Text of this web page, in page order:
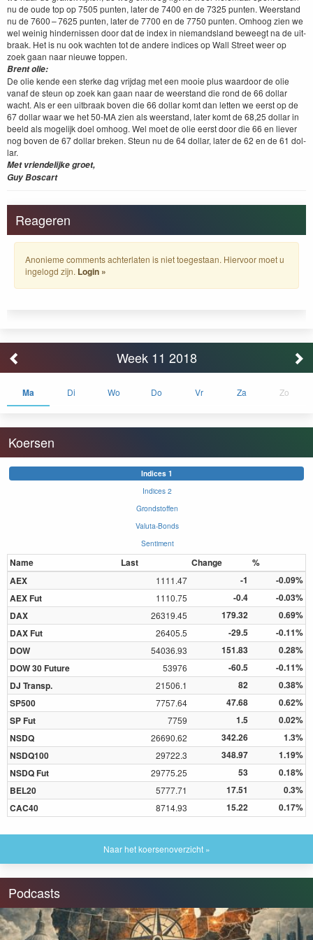
nu de oude top op7505 pun­ten, lat­er de 7400 en de 7325 pun­ten. Weer­stand
nu de 7600–7625 pun­ten, lat­er de 7700 en de 7750 pun­ten. Omhoog zien we
wel weinig hin­dernissen door dat de index in nie­mand­s­land beweegt na de uit­
braak. Het is nu ook wacht­en tot de andere indices op Wall Street weer op
zoek gaan naar nieuwe top­pen.
Brent olie:
De olie kende een sterke dag vri­jdag met een mooie plus waar­door de olie
vanaf de ste­un op zoek kan gaan naar de weer­stand die rond de 66 dol­lar
wacht. Als er een uit­braak boven die 66 dol­lar komt dan let­ten we eerst op de
67dol­lar waar we het50-MAzien als weer­stand, lat­er komt de 68,25 dol­lar in
beeld als mogelijk doel omhoog. Wel moet de olie eerst door die 66 en liev­er
nog boven de 67dol­lar breken. Ste­un nu de 64dol­lar, lat­er de 62 en de 61 dol­
lar.
Met vrien­delijke groet,
Guy Boscart
Reageren
Anonieme comments achterlaten is niet toegestaan. Hiervoor moet u
ingelogd zijn. Login »
Week 11 2018
Ma Di Wo Do Vr Za Zo
Koersen
Indices 1
Indices 2
Grondstoffen
Valuta-Bonds
Sentiment
Name Last Change
%
AEX
1111.47 -1
-0.09%
AEX Fut
1110.75 -0.4
-0.03%
DAX
26319.45 179.32
0.69%
DAX Fut
26405.5 -29.5
-0.11%
DOW
54036.93 151.83
0.28%
DOW 30 Future
53976 -60.5
-0.11%
DJ Transp.
21506.1 82
0.38%
SP500
7757.64 47.68
0.62%
SP Fut
7759 1.5
0.02%
NSDQ
26690.62 342.26
1.3%
NSDQ100
29722.3 348.97
1.19%
NSDQ Fut
29775.25 53
0.18%
BEL20
5777.71 17.51
0.3%
CAC40
8714.93 15.22 0.17%
Naar het koersenoverzicht »
Podcasts